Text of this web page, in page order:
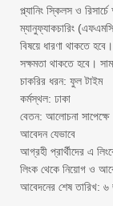
প্ল্যানিং স্কিলস ও
ম্যানুফ্যাকচারিং
বিষয়ে ধারণা থাকতে
সক্ষমতা থাকতে হবে।
চাকরির ধরন: ফুল টাইম
কর্মস্থল: ঢাকা
বেতন: আলোচনা সাপেক্ষে
আবেদন যেভাবে
আগ্রহী প্রার্থীদের এ
লিংক থেকে নিয়োগ ও
আবেদনের শেষ তারিখ: ৬